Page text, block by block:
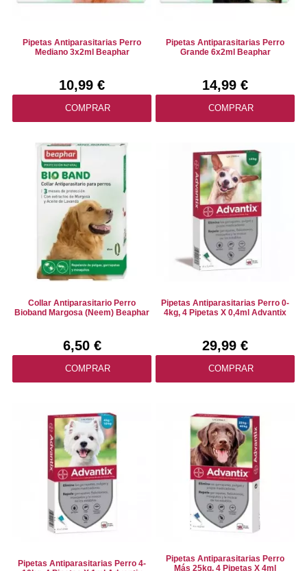
Pipetas Antiparasitarias Perro
Mediano 3x2ml Beaphar
10,99 €
COMPRAR
Pipetas Antiparasitarias Perro
Grande 6x2ml Beaphar
14,99 €
COMPRAR
Collar Antiparasitario Perro
Bioband Margosa (neem) Beaphar
6,50 €
COMPRAR
Pipetas Antiparasitarias Perro 0-
4kg, 4 Pipetas X 0,4ml Advantix
29,99 €
COMPRAR
Pipetas Antiparasitarias Perro 4-
Pipetas Antiparasitarias Perro
Más 25kg, 4 Pipetas X 4ml